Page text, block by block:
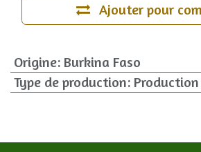
Ajouter pour
Origine: Burkina Faso
Type de production: